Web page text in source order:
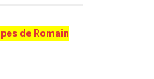
de Romain